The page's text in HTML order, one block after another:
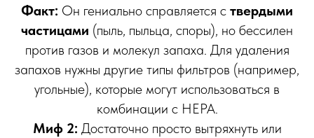
Факт: Он гениально справляется с твердыми
частицами (пыль, пыльца, споры), но бессилен
против газов и молекул запаха. Для удаления
запахов нужны другие типы фильтров (например,
угольные), которые могут использоваться в
комбинации с HEPA.
Миф 2: Достаточно просто вытряхнуть или